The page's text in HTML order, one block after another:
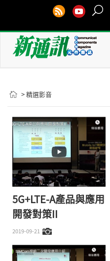
> 精選影音
5G+LTE-A產品與應用
開發對策II
2019-09-21